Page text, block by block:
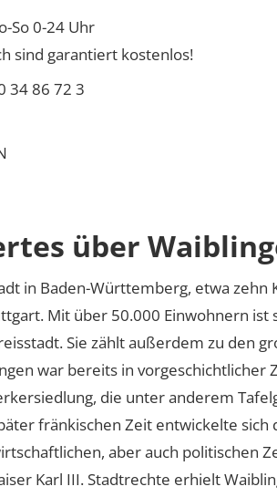
So 0-24 Uhr
sind garantiert kostenlos!
34 86 72 3
über
in Baden-Württemberg, etwa
Mit über 50.000 Einwohnern
Sie zählt außerdem zu den
war bereits in
die unter anderem
fränkischen Zeit entwickelte
aber auch politischen
Karl III. Stadtrechte erhielt